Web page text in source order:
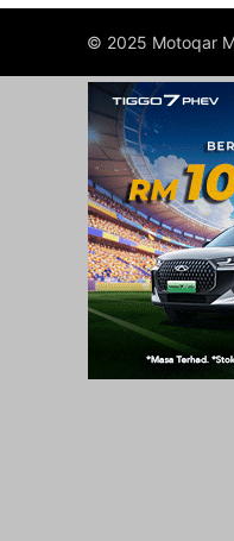
© 2025 Motoqar